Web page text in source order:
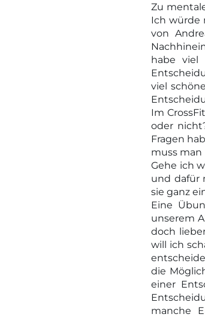
Zu
Ich würde
von
habe viel
viel
Im
oder
Fragen
muss man
Gehe ich
und dafür
sie ganz
Eine
unserem
doch
will ich
die
einer
manche